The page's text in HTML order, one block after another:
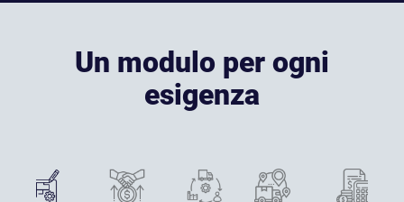
Un modulo per ogni
esigenza